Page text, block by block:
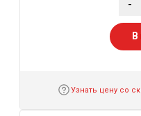
-
Узнать цену со